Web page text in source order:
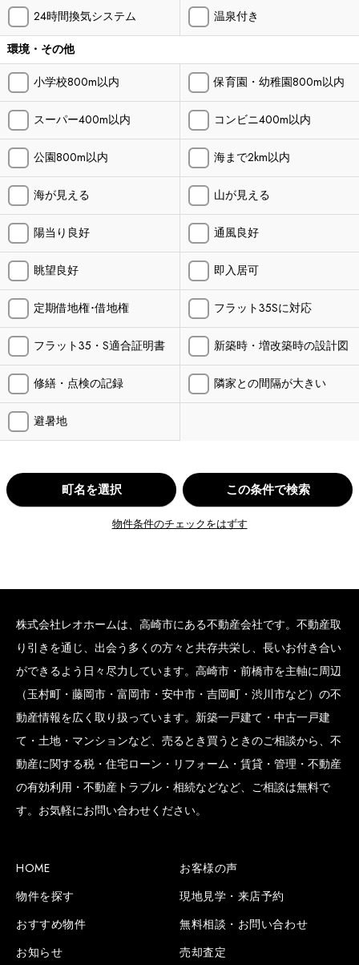
24時間換気システム 温泉付き
環境・その他
小学校800m以内 保育園・幼稚園800m以内
スーパー400m以内 コンビニ400m以内
公園800m以内 海まで2km以内
海が見える 山が見える
陽当り良好 通風良好
眺望良好 即入居可
定期借地権･借地権 フラット35Sに対応
フラット35・S適合証明書 新築時・増改築時の設計図
修繕・点検の記録 隣家との間隔が大きい
避暑地
町名を選択 この条件で検索
物件条件のチェックをはずす
株式会社レオホームは、高崎市にある不動産会社です。不動産取
り引きを通じ、出会う多くの方々と共存共栄し、長いお付き合い
ができるよう日々尽力しています。高崎市・前橋市を主軸に周辺
（玉村町・藤岡市・富岡市・安中市・吉岡町・渋川市など）の不
動産情報を広く取り扱っています。新築一戸建て・中古一戸建
て・土地・マンションなど、売るとき買うときのご相談から、不
動産に関する税・住宅ローン・リフォーム・賃貸・管理・不動産
の有効利用・不動産トラブル・相続などなど、ご相談は無料で
す。お気軽にお問い合わせください。
HOME
物件を探す
おすすめ物件
お知らせ
お客様の声
現地見学・来店予約
無料相談・お問い合わせ
売却査定